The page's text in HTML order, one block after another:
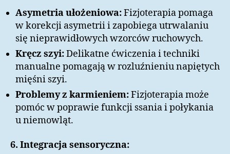
Asymetria ułożeniowa:Fizjoterapia pomaga
w korekcji asymetrii i zapobiega utrwalaniu
się nieprawidłowych wzorców ruchowych.
Kręcz szyi:Delikatne ćwiczenia i techniki
manualne pomagają w rozluźnieniu napiętych
mięśni szyi.
Problemy z karmieniem:Fizjoterapia może
pomóc w poprawie funkcji ssania i połykania
u niemowląt.
6. Integracja sensoryczna: